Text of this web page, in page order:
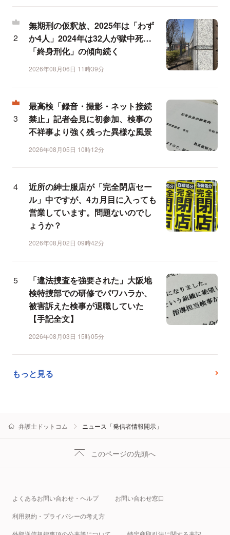
無期刑の仮釈放、2025年は「わず
か4人」2024年は32人が獄中死…
「終身刑化」の傾向続く
2026年08月06日 11時39分
最高検「録音・撮影・ネット接続
禁止」記者会見に初参加、検事の
不祥事より強く残った異様な風景
2026年08月05日 10時12分
近所の紳士服店が「完全閉店セー
ル」中ですが、4カ月目に入っても
営業しています。問題ないのでし
ょうか？
2026年08月02日 09時42分
「違法捜査を強要された」大阪地
検特捜部での研修でパワハラか、
被害訴えた検事が退職していた
【手記全文】
2026年08月03日 15時05分
もっと見る
弁護士ドットコム ニュース「発信者情報開示」
このページの先頭へ
よくあるお問い合わせ・ヘルプ お問い合わせ窓口
利用規約・プライバシーの考え方